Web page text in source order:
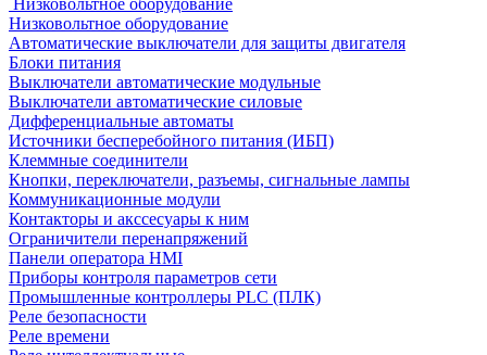
Низковольтное оборудование
Низковольтное оборудование
Автоматические выключатели для защиты двигателя
Блоки питания
Выключатели автоматические модульные
Выключатели автоматические силовые
Дифференциальные автоматы
Источники бесперебойного питания (ИБП)
Клеммные соединители
Кнопки, переключатели, разъемы, сигнальные лампы
Коммуникационные модули
Контакторы и акссесуары к ним
Ограничители перенапряжений
Панели оператора HMI
Приборы контроля параметров сети
Промышленные контроллеры PLC (ПЛК)
Реле безопасности
Реле времени